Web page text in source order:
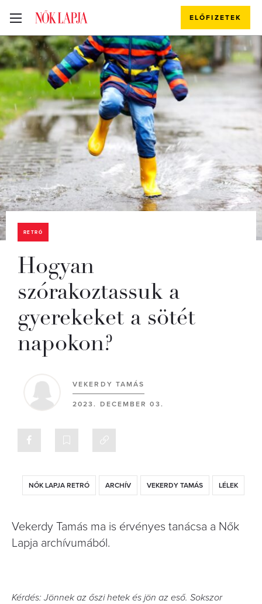
ELŐFIZETEK
RETRÓ
Hogyan
szórakoztassuk a
gyerekeket a sötét
napokon?
VEKERDY TAMÁS
2023. DECEMBER 03.
NŐK LAPJA RETRÓ ARCHÍV VEKERDY TAMÁS LÉLEK
Vekerdy Tamás ma is érvényes tanácsa a Nők
Lapja archívumából.
Kérdés: Jönnek az őszi hetek és jön az eső. Sokszor